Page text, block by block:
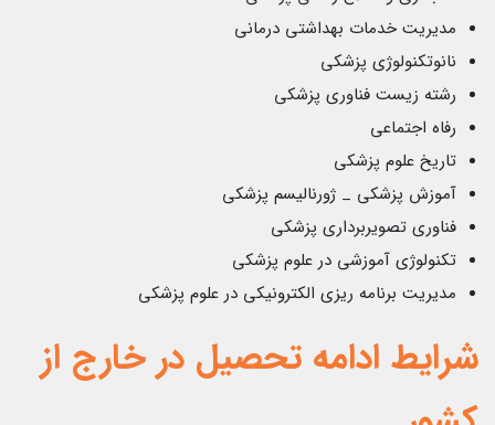
مدیریت خدمات بهداشتی درمانی
نانوتکنولوژی پزشکی
رشته زیست فناوری پزشکی
رفاه اجتماعی
تاریخ علوم پزشکی
آموزش پزشکی _ ژورنالیسم پزشکی
فناوری تصویربرداری پزشکی
تکنولوژی آموزشی در علوم پزشکی
مدیریت برنامه ریزی الکترونیکی در علوم پزشکی
شرایط ادامه تحصیل در خارج از